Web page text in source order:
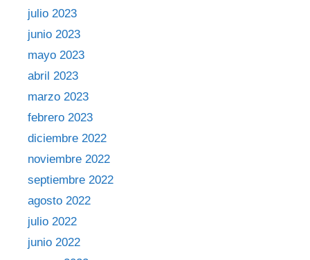
julio 2023
junio 2023
mayo 2023
abril 2023
marzo 2023
febrero 2023
diciembre 2022
noviembre 2022
septiembre 2022
agosto 2022
julio 2022
junio 2022